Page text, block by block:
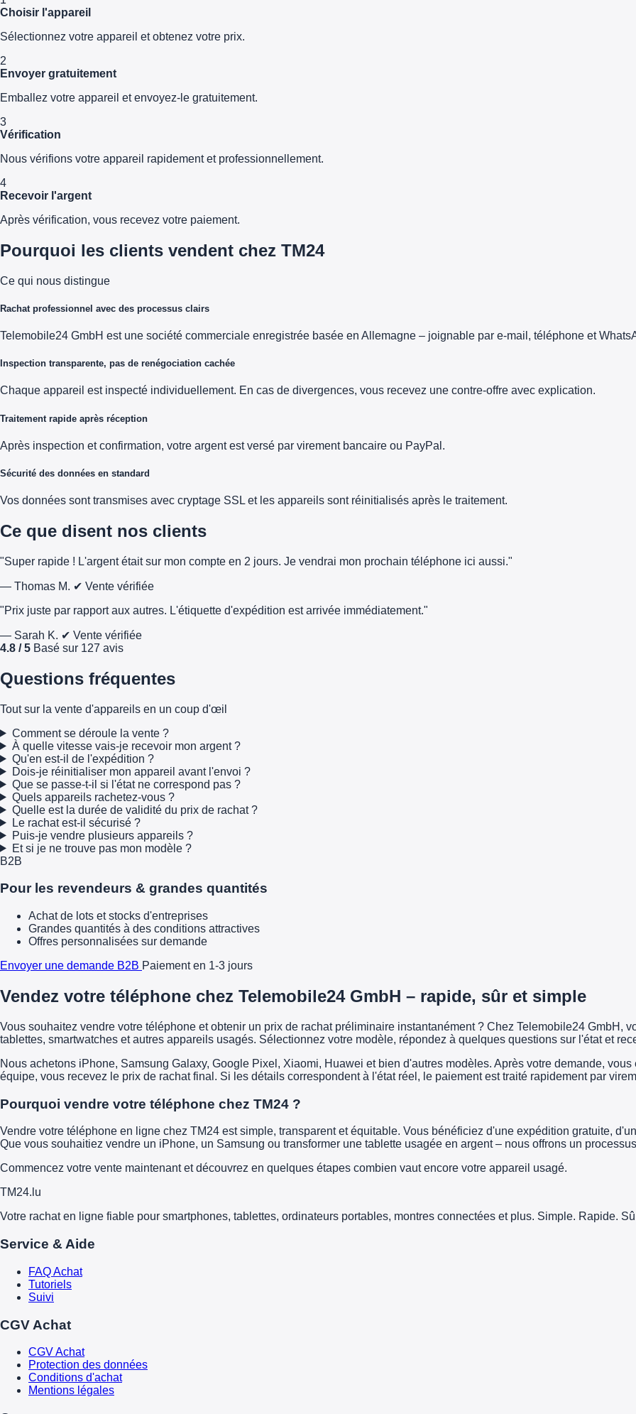
Choisir l'appareil
Sélectionnez votre appareil et obtenez votre prix.
2
Envoyer gratuitement
Emballez votre appareil et envoyez-le gratuitement.
3
Vérification
Nous vérifions votre appareil rapidement et professionnellement.
4
Recevoir l'argent
Après vérification, vous recevez votre paiement.
Pourquoi les clients vendent chez TM24
Ce qui nous distingue
Rachat professionnel avec des processus clairs
Telemobile24 GmbH est une société commerciale enregistrée basée en Allemagne – joignable par e-mail, téléphone et
Inspection transparente, pas de renégociation cachée
Chaque appareil est inspecté individuellement. En cas de divergences, vous recevez une contre-offre avec explication.
Traitement rapide après réception
Après inspection et confirmation, votre argent est versé par virement bancaire ou PayPal.
Sécurité des données en standard
Vos données sont transmises avec cryptage SSL et les appareils sont réinitialisés après le traitement.
Ce que disent nos clients
"Super rapide ! L'argent était sur mon compte en 2 jours. Je vendrai mon prochain téléphone ici aussi."
— Thomas M. ✔ Vente vérifiée
"Prix juste par rapport aux autres. L'étiquette d'expédition est arrivée immédiatement."
— Sarah K. ✔ Vente vérifiée
4.8 / 5 Basé sur 127 avis
Questions fréquentes
Tout sur la vente d'appareils en un coup d'œil
Comment se déroule la vente ?
À quelle vitesse vais-je recevoir mon argent ?
Qu'en est-il de l'expédition ?
Dois-je réinitialiser mon appareil avant l'envoi ?
Que se passe-t-il si l'état ne correspond pas ?
Quels appareils rachetez-vous ?
Quelle est la durée de validité du prix de rachat ?
Le rachat est-il sécurisé ?
Puis-je vendre plusieurs appareils ?
Et si je ne trouve pas mon modèle ?
B2B
Pour les revendeurs & grandes quantités
Achat de lots et stocks d'entreprises
Grandes quantités à des conditions attractives
Offres personnalisées sur demande
Envoyer une demande B2B Paiement en 1-3 jours
Vendez votre téléphone chez Telemobile24 GmbH – rapide, sûr et simple
Vous souhaitez vendre votre téléphone et obtenir un prix de rachat préliminaire instantanément ? Chez Telemobile24 GmbH,
tablettes, smartwatches et autres appareils usagés. Sélectionnez votre modèle, répondez à quelques questions sur l'état et
Nous achetons iPhone, Samsung Galaxy, Google Pixel, Xiaomi, Huawei et bien d'autres modèles. Après votre demande,
équipe, vous recevez le prix de rachat final. Si les détails correspondent à l'état réel, le paiement est traité rapidement par
Pourquoi vendre votre téléphone chez TM24 ?
Vendre votre téléphone en ligne chez TM24 est simple, transparent et équitable. Vous bénéficiez d'une expédition gratuite,
Que vous souhaitiez vendre un iPhone, un Samsung ou transformer une tablette usagée en argent – nous offrons un
Commencez votre vente maintenant et découvrez en quelques étapes combien vaut encore votre appareil usagé.
TM24.lu
Votre rachat en ligne fiable pour smartphones, tablettes, ordinateurs portables, montres connectées et plus. Simple. Rapide.
Service & Aide
FAQ Achat
Tutoriels
Suivi
CGV Achat
CGV Achat
Protection des données
Conditions d'achat
Mentions légales